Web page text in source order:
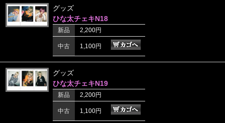
グッズ
ひな太チェキN18
新品 2,200円
中古 1,100円
グッズ
ひな太チェキN19
新品 2,200円
中古 1,100円